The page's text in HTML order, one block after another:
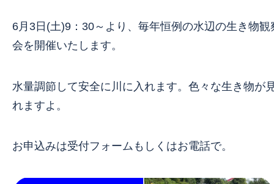
6月3日(土)9：30～より、毎年恒例の水辺の生き物観
会を開催いたします。
水量調節して安全に川に入れます。色々な生き物が
れますよ。
お申込みは受付フォームもしくはお電話で。